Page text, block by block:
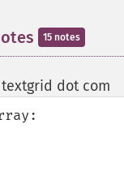
15 notes
dot com